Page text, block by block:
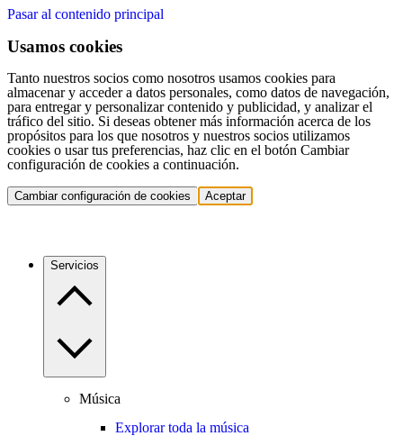
Pasar al contenido principal
Usamos cookies
Tanto nuestros socios como nosotros usamos cookies para
almacenar y acceder a datos personales, como datos de navegación,
para entregar y personalizar contenido y publicidad, y analizar el
tráfico del sitio. Si deseas obtener más información acerca de los
propósitos para los que nosotros y nuestros socios utilizamos
cookies o usar tus preferencias, haz clic en el botón Cambiar
configuración de cookies a continuación.
Cambiar configuración de cookies Aceptar
Servicios
Música
Explorar toda la música